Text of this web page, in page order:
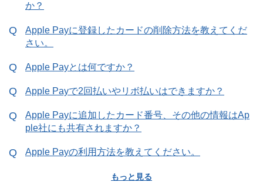
か？
Apple Payに登録したカードの削除方法を教えてくだ
さい。
Apple Payとは何ですか？
Apple Payで2回払いやリボ払いはできますか？
Apple Payに追加したカード番号、その他の情報はAp
ple社にも共有されますか？
Apple Payの利用方法を教えてください。
もっと見る